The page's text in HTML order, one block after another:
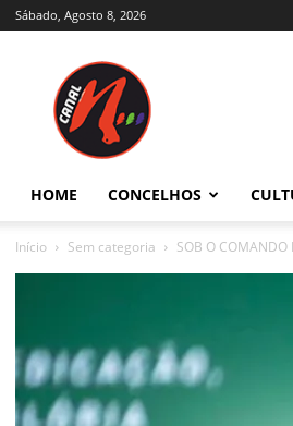
Sábado, Agosto 8, 2026
Trás-
e
Alto
HOME CONCELHOS
Início Sem categoria SOB O COMANDO